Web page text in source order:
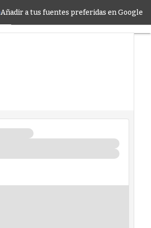
Añadir a tus fuentes preferidas en Google